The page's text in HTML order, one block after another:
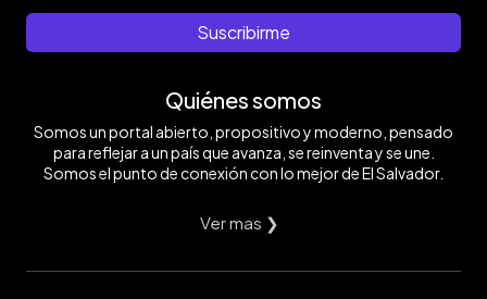
Suscribirme
Quiénes somos
Somos un portal abierto, propositivo y moderno, pensado
para reflejar a un país que avanza, se reinventa y se une.
Somos el punto de conexión con lo mejor de El Salvador.
Ver mas ❯